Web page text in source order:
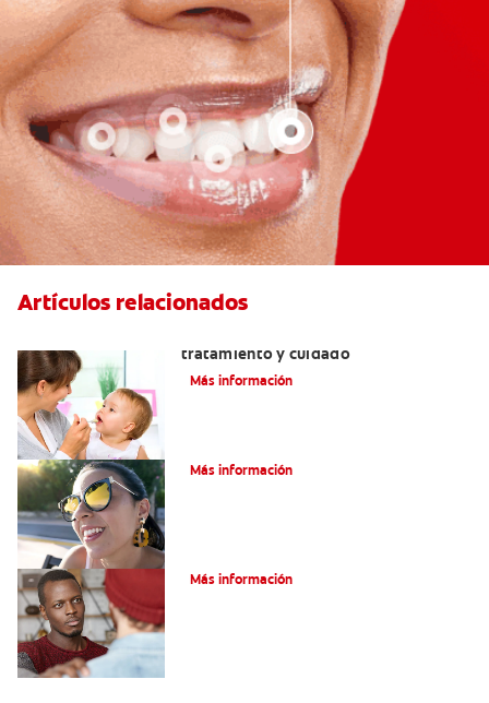
Artículos relacionados
tratamiento y cuidado
Más información
Más información
Más información